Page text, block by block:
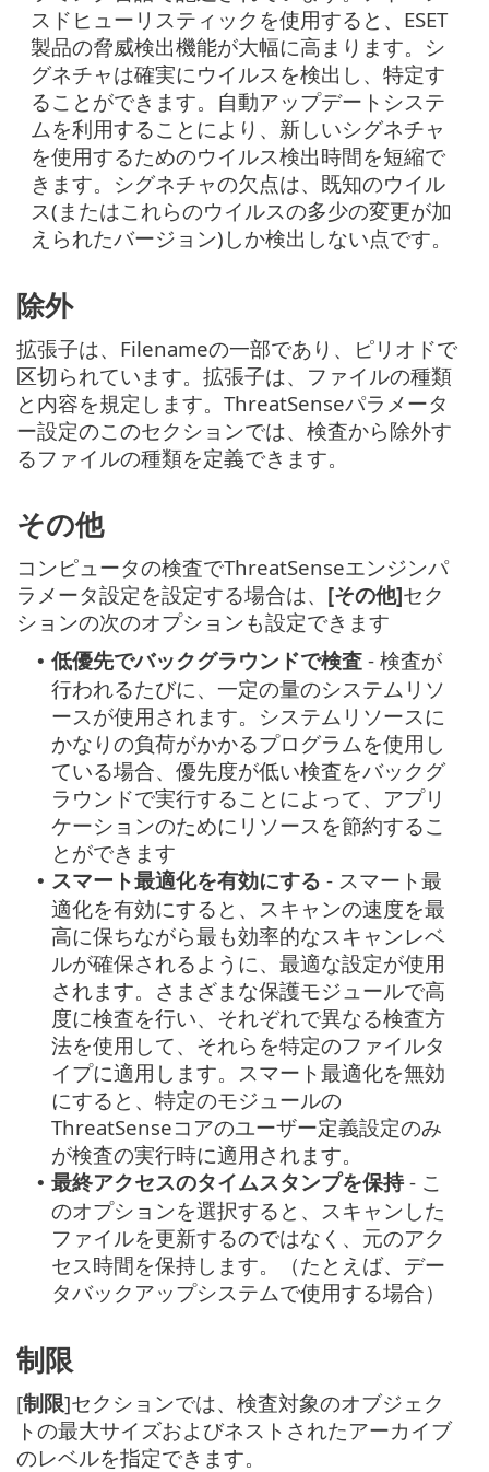
スドヒューリスティックを使用すると、ESET
製品の脅威検出機能が大幅に高まります。シ
グネチャは確実にウイルスを検出し、特定す
ることができます。自動アップデートシステ
ムを利用することにより、新しいシグネチャ
を使用するためのウイルス検出時間を短縮で
きます。シグネチャの欠点は、既知のウイル
ス(またはこれらのウイルスの多少の変更が加
えられたバージョン)しか検出しない点です。
除外
拡張子は、Filenameの一部であり、ピリオドで
区切られています。拡張子は、ファイルの種類
と内容を規定します。ThreatSenseパラメータ
ー設定のこのセクションでは、検査から除外す
るファイルの種類を定義できます。
その他
コンピュータの検査でThreatSenseエンジンパ
ラメータ設定を設定する場合は、 [その他]セク
ションの次のオプションも設定できます
• 低優先でバックグラウンドで検査 - 検査が
行われるたびに、一定の量のシステムリソ
ースが使用されます。システムリソースに
かなりの負荷がかかるプログラムを使用し
ている場合、優先度が低い検査をバックグ
ラウンドで実行することによって、アプリ
ケーションのためにリソースを節約するこ
とができます
• スマート最適化を有効にする - スマート最
適化を有効にすると、スキャンの速度を最
高に保ちながら最も効率的なスキャンレベ
ルが確保されるように、最適な設定が使用
されます。さまざまな保護モジュールで高
度に検査を行い、それぞれで異なる検査方
法を使用して、それらを特定のファイルタ
イプに適用します。スマート最適化を無効
にすると、特定のモジュールの
ThreatSenseコアのユーザー定義設定のみ
が検査の実行時に適用されます。
• 最終アクセスのタイムスタンプを保持- こ
のオプションを選択すると、スキャンした
ファイルを更新するのではなく、元のアク
セス時間を保持します。（たとえば、デー
タバックアップシステムで使用する場合）
制限
[制限]セクションでは、検査対象のオブジェク
トの最大サイズおよびネストされたアーカイブ
のレベルを指定できます。